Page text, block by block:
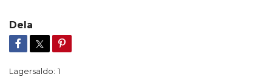
Dela
Lagersaldo: 1